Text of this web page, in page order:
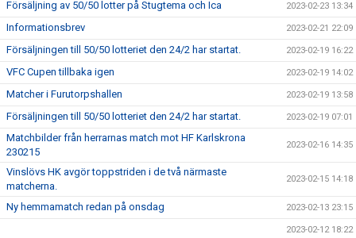
Försäljning av 50/50 lotter på Stugtema och Ica 2023-02-23 13:34
Informationsbrev 2023-02-21 22:09
Försäljningen till 50/50 lotteriet den 24/2 har startat. 2023-02-19 16:22
VFC Cupen tillbaka igen 2023-02-19 14:02
Matcher i Furutorpshallen 2023-02-19 13:58
Försäljningen till 50/50 lotteriet den 24/2 har startat. 2023-02-19 07:01
Matchbilder från herrarnas match mot HF Karlskrona
230215
2023-02-16 14:35
Vinslövs HK avgör toppstriden i de två närmaste
matcherna.
2023-02-15 14:18
Ny hemmamatch redan på onsdag 2023-02-13 23:15
2023-02-12 18:22